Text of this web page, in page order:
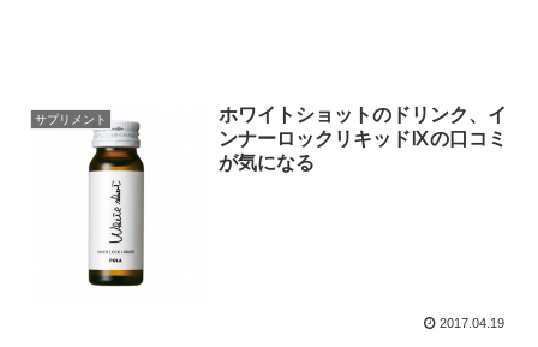
サプリメント
ホワイトショットのドリンク、イ
ンナーロックリキッドⅨの口コミ
が気になる
2017.04.19